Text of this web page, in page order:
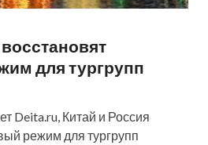
для тургрупп
Deita.ru, Китай и Россия
режим для тургрупп